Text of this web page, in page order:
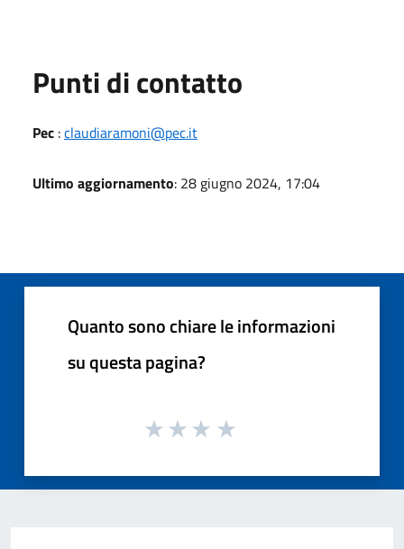
Punti di contatto
Pec :claudiaramoni@pec.it
Ultimo aggiornamento: 28 giugno 2024, 17:04
Quanto sono chiare le informazioni
su questa pagina?